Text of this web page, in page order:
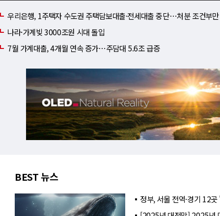
우리은행, 1주택자 수도권 주택담보대출·전세대출 중단⋯처분 조건부
나라·가계빚 3000조원 시대 돌입
7월 가계대출, 4개월 연속 증가⋯주담대 5.6조 급증
BEST 뉴스
정부, 서울 전역·경기 12